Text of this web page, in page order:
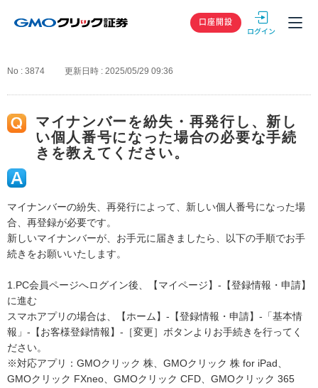
GMOクリック
口座開設
No : 3874 更新日時 : 2025/05/29 09:36
マイナンバーを紛失・再発行し、新し
い個人番号になった場合の必要な手続
きを教えてください。
マイナンバーの紛失、再発行によって、新しい個人番号になった場
合、再登録が必要です。
新しいマイナンバーが、お手元に届きましたら、以下の手順でお手
続きをお願いいたします。
1.PC会員ページへログイン後、【マイページ】-【登録情報・申請】
に進む
スマホアプリの場合は、【ホーム】-【登録情報・申請】-「基本情
報」-【お客様登録情報】-［変更］ボタンよりお手続きを行ってく
ださい。
※対応アプリ：GMOクリック 株、GMOクリック 株 for iPad、
GMOクリック FXneo、GMOクリック CFD、GMOクリック 365